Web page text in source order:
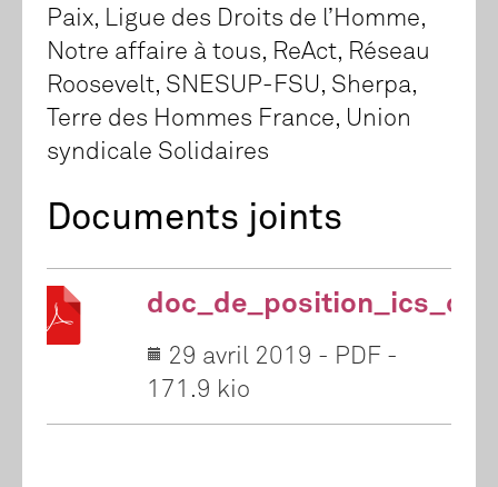
Paix, Ligue des Droits de l’Homme,
Notre affaire à tous, ReAct, Réseau
Roosevelt, SNESUP-FSU, Sherpa,
Terre des Hommes France, Union
syndicale Solidaires
Documents joints
29 avril 2019 - PDF -
171.9 kio